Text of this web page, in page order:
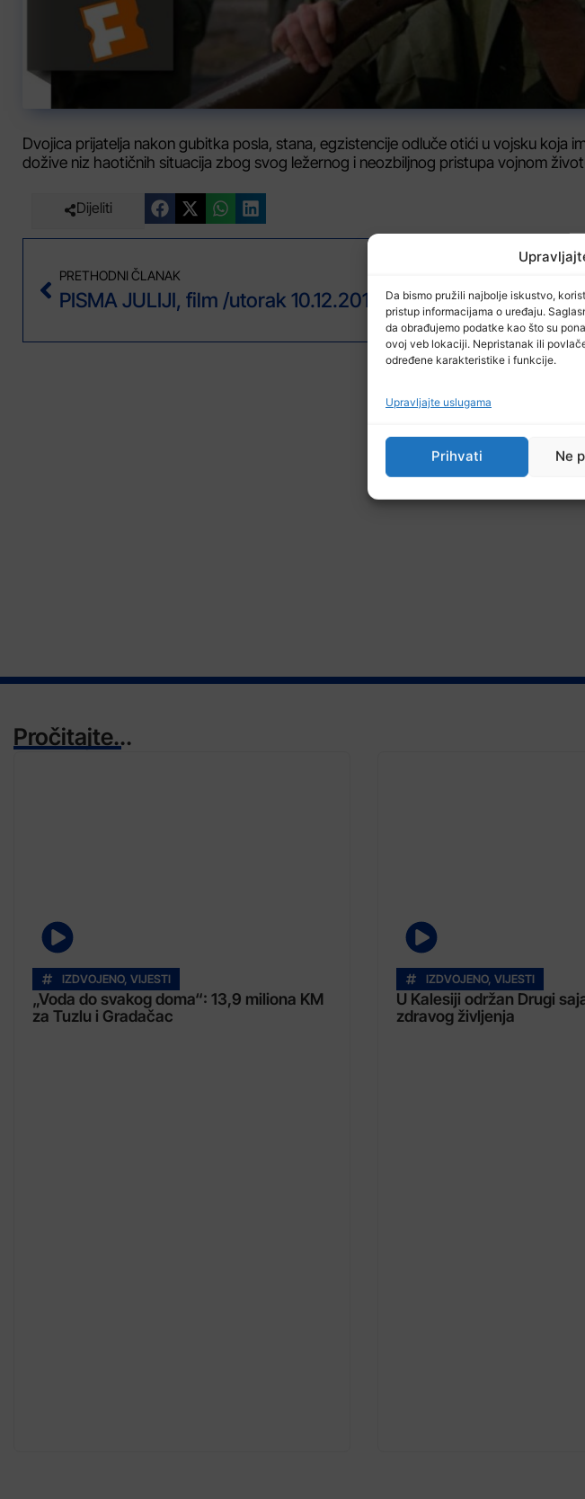
Da bismo pružili najbolje iskustvo,
pristup informacijama o uređaju.
da obrađujemo podatke kao što su
ovoj veb lokaciji. Nepristanak ili
određene karakteristike i funkcije.
Upravljajte uslugama
Prihvati Ne
Dvojica prijatelja nakon gubitka posla, stana, egzistencije odluče otići u vojsku koja
dožive niz haotičnih situacija zbog svog ležernog i neozbiljnog pristupa vojnom
Dijeliti
PRETHODNI ČLANAK
PISMA JULIJI, film /utorak 10.12.2019. 21:00/
Pročitajte...
IZDVOJENO, VIJESTI
„Voda do svakog doma“: 13,9 miliona KM
za Tuzlu i Gradačac
IZDVOJENO, VIJESTI
U Kalesiji održan Drugi
zdravog življenja